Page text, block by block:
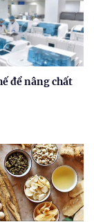
để nâng chất